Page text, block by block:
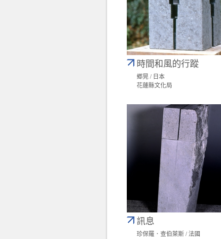
時間和風的行蹤
郷晃 / 日本
花蓮縣文化局
訊息
珍保羅．查伯萊斯 / 法國